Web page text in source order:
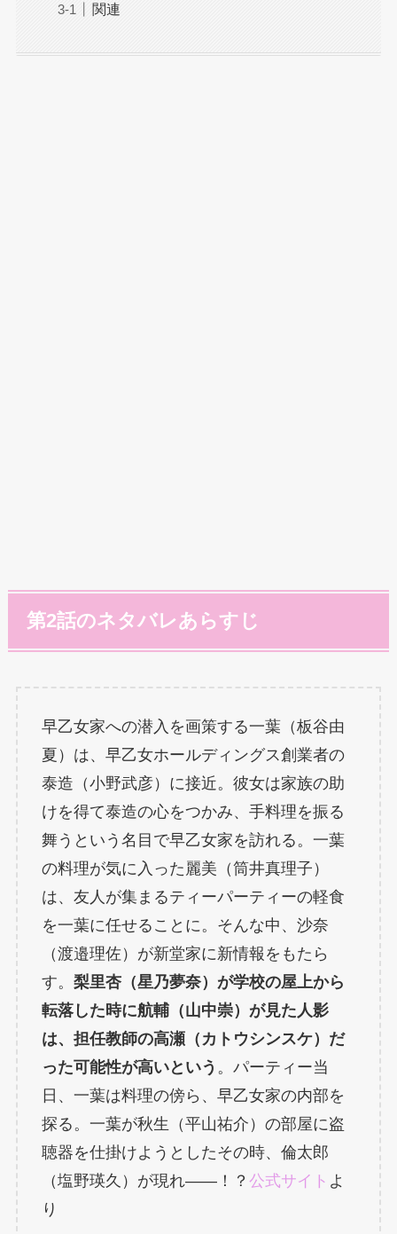
関連
第2話のネタバレあらすじ
早乙女家への潜入を画策する一葉（板谷由
夏）は、早乙女ホールディングス創業者の
泰造（小野武彦）に接近。彼女は家族の助
けを得て泰造の心をつかみ、手料理を振る
舞うという名目で早乙女家を訪れる。一葉
の料理が気に入った麗美（筒井真理子）
は、友人が集まるティーパーティーの軽食
を一葉に任せることに。そんな中、沙奈
（渡邉理佐）が新堂家に新情報をもたら
す。 梨里杏（星乃夢奈）が学校の屋上から
転落した時に航輔（山中崇）が見た人影
は、担任教師の高瀬（カトウシンスケ）だ
った可能性が高いという 。パーティー当
日、一葉は料理の傍ら、早乙女家の内部を
探る。一葉が秋生（平山祐介）の部屋に盗
聴器を仕掛けようとしたその時、倫太郎
（塩野瑛久）が現れ――！？ 公式サイト よ
り